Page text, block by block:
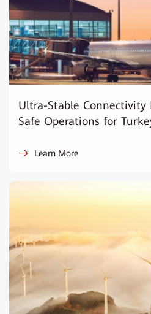
Ultra-Stable Connectivity
Safe Operations for
Learn More